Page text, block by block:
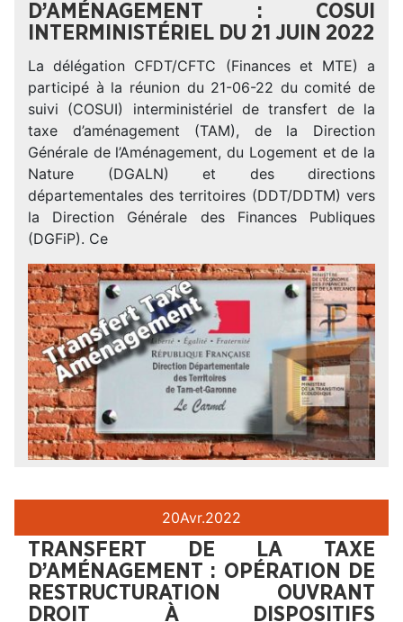
D’AMÉNAGEMENT : COSUI
INTERMINISTÉRIEL DU 21 JUIN 2022
La délégation CFDT/CFTC (Finances et MTE) a
participé à la réunion du 21-06-22 du comité de
suivi (COSUI) interministériel de transfert de la
taxe d’aménagement (TAM), de la Direction
Générale de l’Aménagement, du Logement et de la
Nature (DGALN) et des directions
départementales des territoires (DDT/DDTM) vers
la Direction Générale des Finances Publiques
(DGFiP). Ce
20Avr.2022
TRANSFERT DE LA TAXE
D’AMÉNAGEMENT : OPÉRATION DE
RESTRUCTURATION OUVRANT
DROIT À DISPOSITIFS